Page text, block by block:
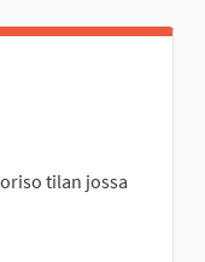
tilan jossa
Seinäjoki